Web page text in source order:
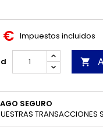
€ Impuestos incluidos

SEGURO
TRANSACCIONES